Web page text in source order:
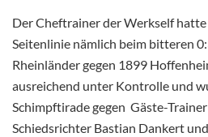
Der Cheftrainer der Werkself
Seitenlinie nämlich beim bitteren
Rheinländer gegen 1899
ausreichend unter Kontrolle und
Schimpftirade gegen Gäste-
Schiedsrichter Bastian Dankert